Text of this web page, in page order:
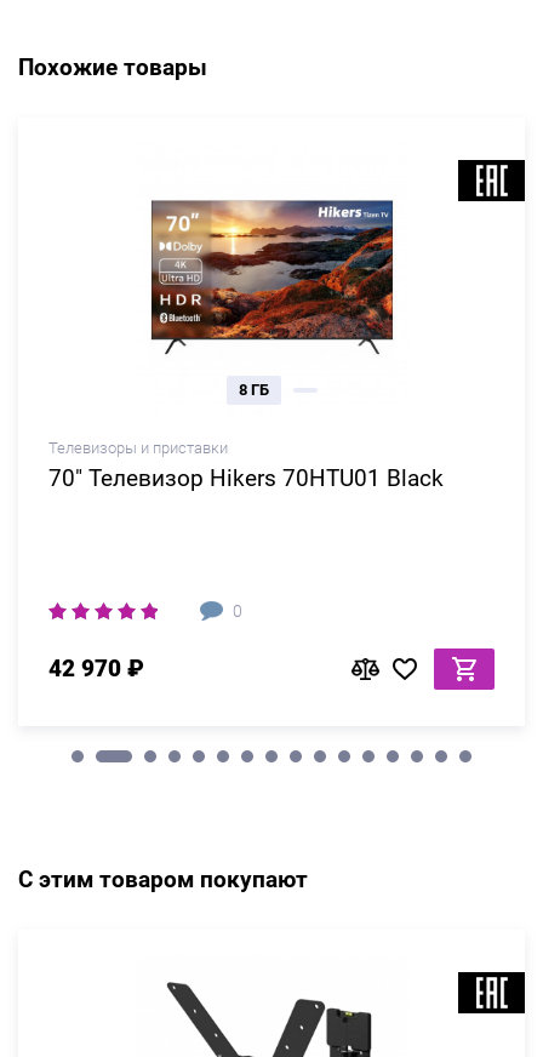
Похожие товары
Телевизоры и приставки
70" Телевизор Hikers 70HTU01 Black
0
8 ГБ
42 970 ₽
С этим товаром покупают